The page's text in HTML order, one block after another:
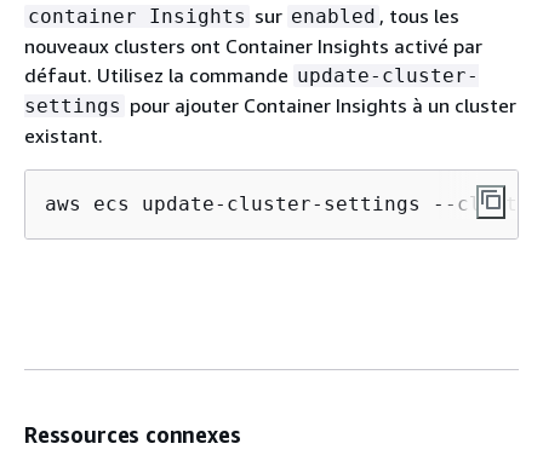
container Insights sur enabled , tous les
nouveaux clusters ont Container Insights activé par
défaut. Utilisez la commande update-cluster-
settings pour ajouter Container Insights à un cluster
existant.
aws ecs update-cluster-settings --
Ressources connexes